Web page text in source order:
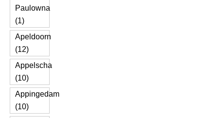
Paulowna
(1)
Apeldoorn
(12)
Appelscha
(10)
Appingedam
(10)